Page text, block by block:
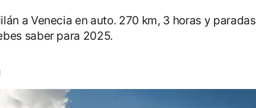
a Venecia en auto. 270 km, 3 horas y paradas
saber para 2025.